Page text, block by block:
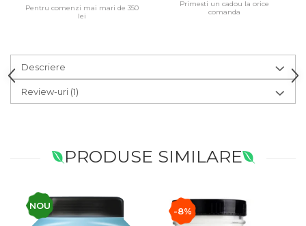
Pentru comenzi mai mari de 350
lei
Primesti un cadou la orice
comanda
Descriere
Review-uri (1)
PRODUSE SIMILARE
NOU
-8%